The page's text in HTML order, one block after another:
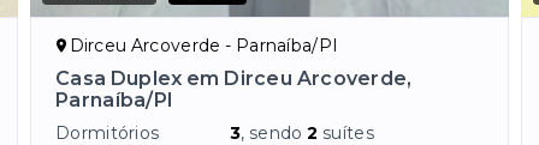
Dirceu Arcoverde - Parnaíba/PI
Casa Duplex em Dirceu Arcoverde,
Parnaíba/PI
Dormitórios 3, sendo2 suítes